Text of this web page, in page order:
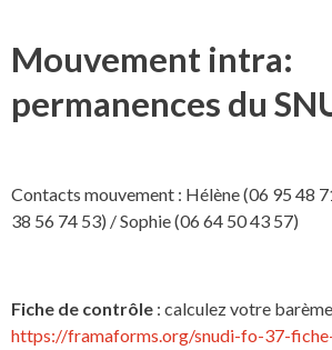
Mouvement intra:
permanences du
Contacts mouvement : Hélène (06 95 48
38 56 74 53) / Sophie (06 64 50 43 57)
Fiche de contrôle : calculez votre
https://framaforms.org/snudi-fo-37-